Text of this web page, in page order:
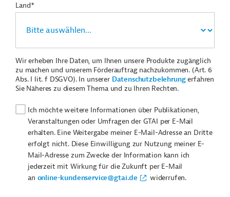
Land*
Wir erheben Ihre Daten, um Ihnen unsere Produkte zugänglich
zu machen und unserem Förderauftrag nachzukommen. (Art. 6
Abs. I lit. f DSGVO). In unserer Datenschutzbelehrungerfahren
Sie Näheres zu diesem Thema und zu Ihren Rechten.
Ich möchte weitere Informationen über Publikationen,
Veranstaltungen oder Umfragen der GTAI per E-Mail
erhalten. Eine Weitergabe meiner E-Mail-Adresse an Dritte
erfolgt nicht. Diese Einwilligung zur Nutzung meiner E-
Mail-Adresse zum Zwecke der Information kann ich
jederzeit mit Wirkung für die Zukunft per E-Mail
an online-kundenservice@gtai.de widerrufen.